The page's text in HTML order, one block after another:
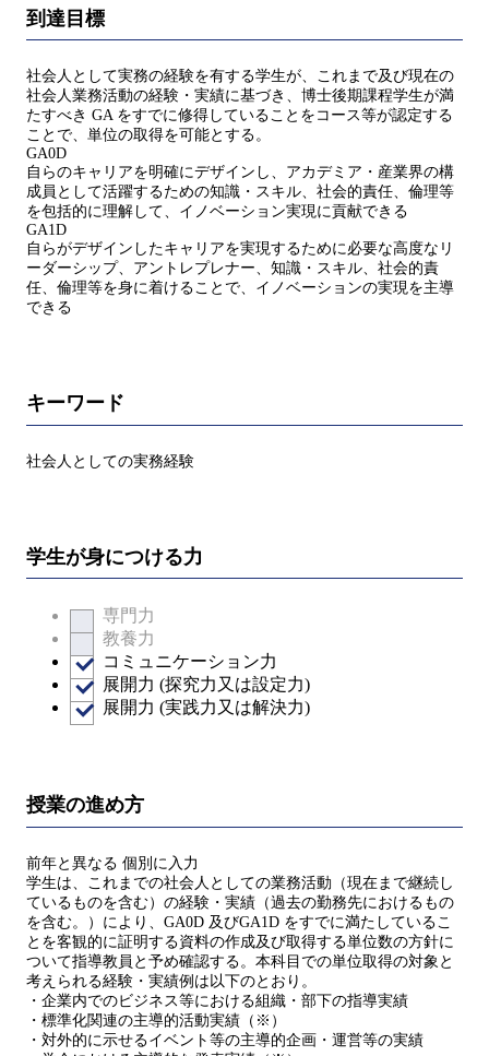
到達目標
社会人として実務の経験を有する学生が、これまで及び現在の
社会人業務活動の経験・実績に基づき、博士後期課程学生が満
たすべき GA をすでに修得していることをコース等が認定する
ことで、単位の取得を可能とする。
GA0D
自らのキャリアを明確にデザインし、アカデミア・産業界の構
成員として活躍するための知識・スキル、社会的責任、倫理等
を包括的に理解して、イノベーション実現に貢献できる
GA1D
自らがデザインしたキャリアを実現するために必要な高度なリ
ーダーシップ、アントレプレナー、知識・スキル、社会的責
任、倫理等を身に着けることで、イノベーションの実現を主導
できる
キーワード
社会人としての実務経験
学生が身につける力
専門力
教養力
コミュニケーション力
展開力 (探究力又は設定力)
展開力 (実践力又は解決力)
授業の進め方
前年と異なる 個別に入力
学生は、これまでの社会人としての業務活動（現在まで継続し
ているものを含む）の経験・実績（過去の勤務先におけるもの
を含む。）により、GA0D 及びGA1D をすでに満たしているこ
とを客観的に証明する資料の作成及び取得する単位数の方針に
ついて指導教員と予め確認する。本科目での単位取得の対象と
考えられる経験・実績例は以下のとおり。
・企業内でのビジネス等における組織・部下の指導実績
・標準化関連の主導的活動実績（※）
・対外的に示せるイベント等の主導的企画・運営等の実績